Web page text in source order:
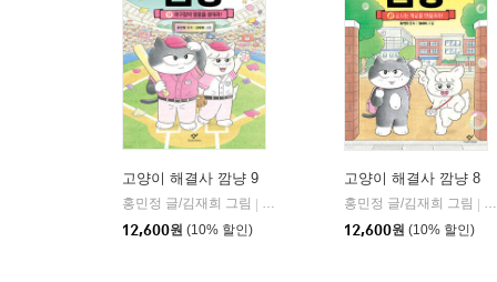
고양이 해결사 깜냥 9
홍민정 글/김재희 그림
창비
12,600원 (10% 할인)
고양이 해결사 깜냥 8
홍민정 글/김재희 그림
12,600원 (10% 할인)